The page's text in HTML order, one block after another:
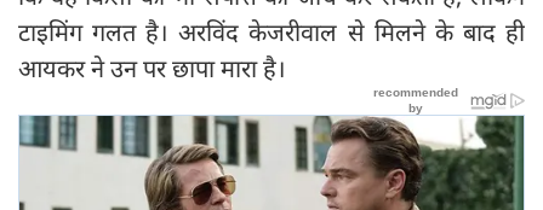
टाइमिंग गलत है। अरविंद केजरीवाल से मिलने के बाद ही
आयकर ने उन पर छापा मारा है।